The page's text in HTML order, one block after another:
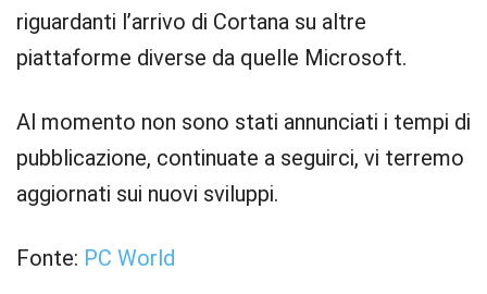
riguardanti l’arrivo di Cortana su altre
piattaforme diverse da quelle Microsoft.
Al momento non sono stati annunciati i tempi di
pubblicazione, continuate a seguirci, vi terremo
aggiornati sui nuovi sviluppi.
Fonte: PC World